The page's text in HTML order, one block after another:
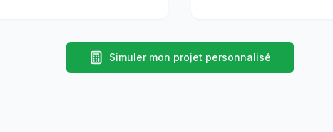
Simuler mon projet personnalisé